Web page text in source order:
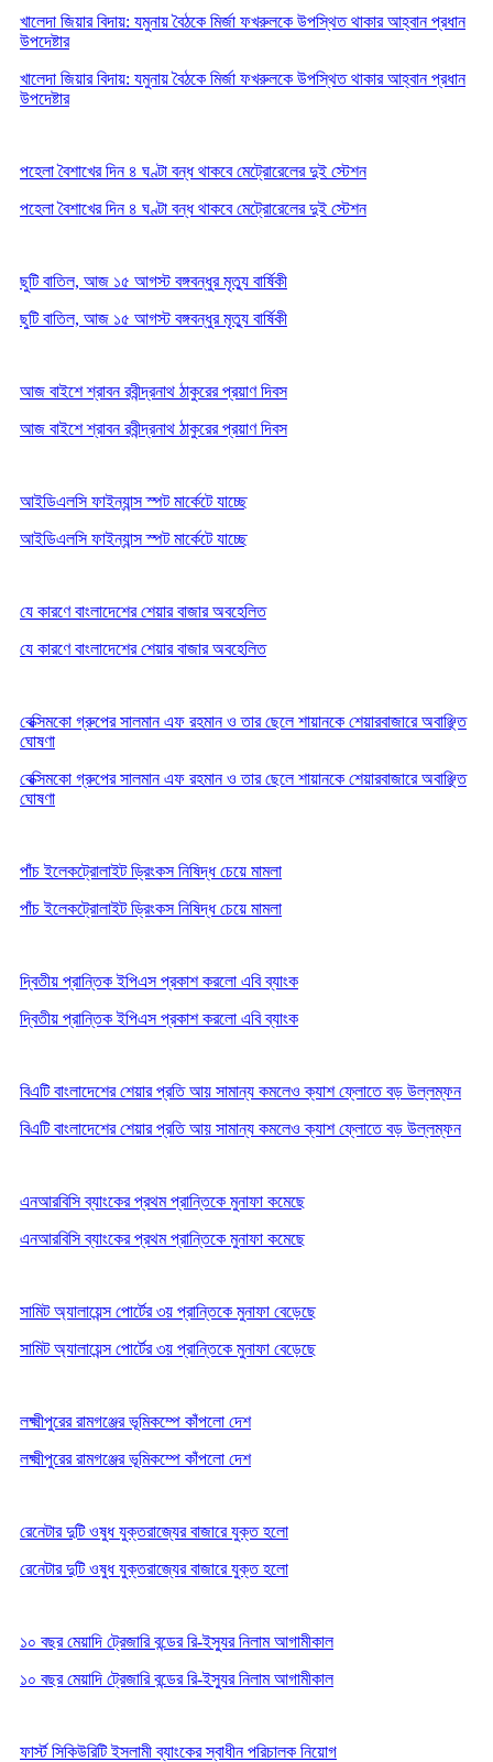
খালেদা জিয়ার বিদায়: যমুনায় বৈঠকে মির্জা ফখরুলকে উপস্থিত থাকার আহ্বান প্রধান
উপদেষ্টার
খালেদা জিয়ার বিদায়: যমুনায় বৈঠকে মির্জা ফখরুলকে উপস্থিত থাকার আহ্বান প্রধান
উপদেষ্টার
পহেলা বৈশাখের দিন ৪ ঘণ্টা বন্ধ থাকবে মেট্রোরেলের দুই স্টেশন
পহেলা বৈশাখের দিন ৪ ঘণ্টা বন্ধ থাকবে মেট্রোরেলের দুই স্টেশন
ছুটি বাতিল, আজ ১৫ আগস্ট বঙ্গবন্ধুর মৃত্যু বার্ষিকী
ছুটি বাতিল, আজ ১৫ আগস্ট বঙ্গবন্ধুর মৃত্যু বার্ষিকী
আজ বাইশে শ্রাবন রবীন্দ্রনাথ ঠাকুরের প্রয়াণ দিবস
আজ বাইশে শ্রাবন রবীন্দ্রনাথ ঠাকুরের প্রয়াণ দিবস
আইডিএলসি ফাইন্যান্স স্পট মার্কেটে যাচ্ছে
আইডিএলসি ফাইন্যান্স স্পট মার্কেটে যাচ্ছে
যে কারণে বাংলাদেশের শেয়ার বাজার অবহেলিত
যে কারণে বাংলাদেশের শেয়ার বাজার অবহেলিত
বেক্সিমকো গ্রুপের সালমান এফ রহমান ও তার ছেলে শায়ানকে শেয়ারবাজারে অবাঞ্ছিত
ঘোষণা
বেক্সিমকো গ্রুপের সালমান এফ রহমান ও তার ছেলে শায়ানকে শেয়ারবাজারে অবাঞ্ছিত
ঘোষণা
পাঁচ ইলেকট্রোলাইট ড্রিংকস নিষিদ্ধ চেয়ে মামলা
পাঁচ ইলেকট্রোলাইট ড্রিংকস নিষিদ্ধ চেয়ে মামলা
দ্বিতীয় প্রান্তিক ইপিএস প্রকাশ করলো এবি ব্যাংক
দ্বিতীয় প্রান্তিক ইপিএস প্রকাশ করলো এবি ব্যাংক
বিএটি বাংলাদেশের শেয়ার প্রতি আয় সামান্য কমলেও ক্যাশ ফ্লোতে বড় উল্লম্ফন
বিএটি বাংলাদেশের শেয়ার প্রতি আয় সামান্য কমলেও ক্যাশ ফ্লোতে বড় উল্লম্ফন
এনআরবিসি ব্যাংকের প্রথম প্রান্তিকে মুনাফা কমেছে
এনআরবিসি ব্যাংকের প্রথম প্রান্তিকে মুনাফা কমেছে
সামিট অ্যালায়েন্স পোর্টের ৩য় প্রান্তিকে মুনাফা বেড়েছে
সামিট অ্যালায়েন্স পোর্টের ৩য় প্রান্তিকে মুনাফা বেড়েছে
লক্ষ্মীপুরের রামগঞ্জের ভূমিকম্পে কাঁপলো দেশ
লক্ষ্মীপুরের রামগঞ্জের ভূমিকম্পে কাঁপলো দেশ
রেনেটার দুটি ওষুধ যুক্তরাজ্যের বাজারে যুক্ত হলো
রেনেটার দুটি ওষুধ যুক্তরাজ্যের বাজারে যুক্ত হলো
১০ বছর মেয়াদি ট্রেজারি বন্ডের রি-ইস্যুর নিলাম আগামীকাল
১০ বছর মেয়াদি ট্রেজারি বন্ডের রি-ইস্যুর নিলাম আগামীকাল
ফার্স্ট সিকিউরিটি ইসলামী ব্যাংকের স্বাধীন পরিচালক নিয়োগ